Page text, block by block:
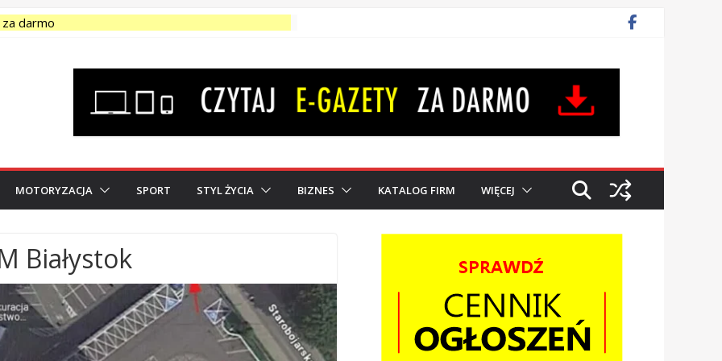
darmo
na sprzedaż podlaskie – Ogłoszenia</strong>
ZUS. Od kwietnia orzekają także fizjoterapeuci
MOTORYZACJA SPORT STYL ŻYCIA BIZNES KATALOG FIRM WIĘCEJ
Białystok